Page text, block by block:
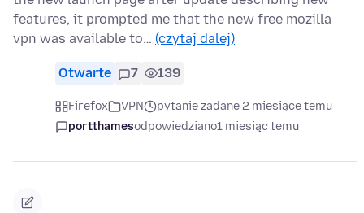
features, it prompted me that the new free mozilla
vpn was available to… (czytaj dalej)
Otwarte 7 139
Firefox VPN
pytanie zadane 2 miesiące temu
portthamesodpowiedziano1 miesiąc temu